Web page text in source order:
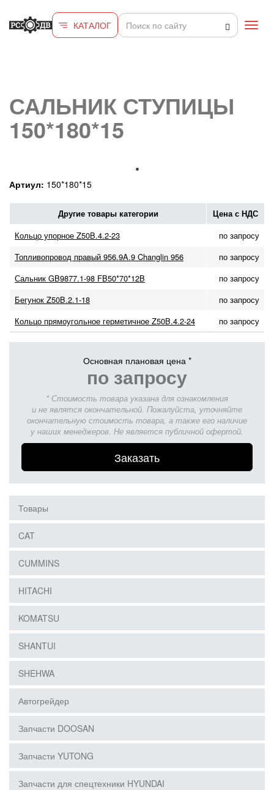
КАТАЛОГ
САЛЬНИК СТУПИЦЫ
150*180*15
Артиул: 150*180*15
Другие товары категории Цена с НДС
Кольцо упорное Z50B.4.2-23
по запросу
Топливопровод правый 956.9A.9 Changlin 956
по запросу
Сальник GB9877.1-98 FB50*70*12B
по запросу
Бегунок Z50B.2.1-18
по запросу
Кольцо прямоугольное герметичное Z50B.4.2-24
по запросу
Основная плановая цена *
по запросу
* Стоимость товара указана для ознакомления
и не являтся окончательной. Пожалуйста, уточняйте
окончательную стоимость товара, а также его наличие
у наших менеджеров. Не является публичной офертой.
Заказать
Товары
CAT
CUMMINS
HITACHI
KOMATSU
SHANTUI
SHEHWA
Автогрейдер
Запчасти DOOSAN
Запчасти YUTONG
Запчасти для спецтехники HYUNDAI